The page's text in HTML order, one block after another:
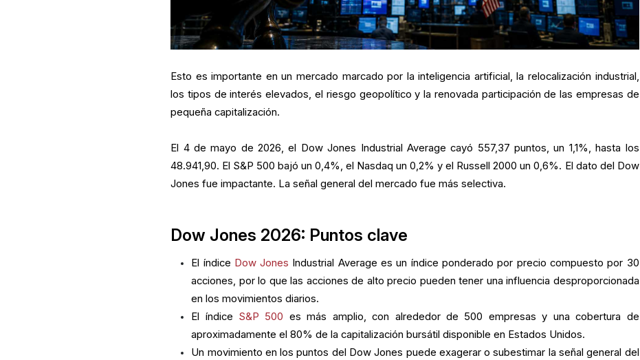
Esto es importante en un mercado marcado por la inteligencia artificial, la relocalización industrial,
los tipos de interés elevados, el riesgo geopolítico y la renovada participación de las empresas de
pequeña capitalización.
El 4 de mayo de 2026, el Dow Jones Industrial Average cayó 557,37 puntos, un 1,1%, hasta los
48.941,90. El S&P 500 bajó un 0,4%, el Nasdaq un 0,2% y el Russell 2000 un 0,6%. El dato del Dow
Jones fue impactante. La señal general del mercado fue más selectiva.
Dow Jones 2026: Puntos clave
El índice Dow Jones Industrial Average es un índice ponderado por precio compuesto por 30
acciones, por lo que las acciones de alto precio pueden tener una influencia desproporcionada
en los movimientos diarios.
El índice S&P 500 es más amplio, con alrededor de 500 empresas y una cobertura de
aproximadamente el 80% de la capitalización bursátil disponible en Estados Unidos.
Un movimiento en los puntos del Dow Jones puede exagerar o subestimar la señal general del